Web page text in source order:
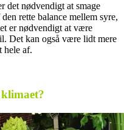
det nødvendigt at smage
rette balance mellem syre,
er nødvendigt at være
Det kan også være lidt mere
hele af.